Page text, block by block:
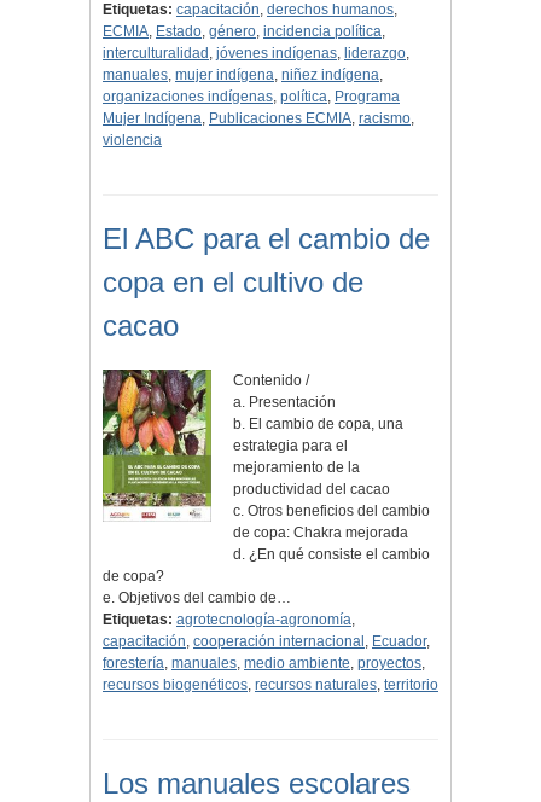
Etiquetas: capacitación, derechos humanos,
ECMIA, Estado, género, incidencia política,
interculturalidad , jóvenes indígenas, liderazgo,
manuales, mujer indígena, niñez indígena,
organizaciones indígenas, política, Programa
Mujer Indígena, Publicaciones ECMIA, racismo,
violencia
El ABC para el cambio de
copa en el cultivo de
cacao
Contenido /
a. Presentación
b. El cambio de copa, una
estrategia para el
mejoramiento de la
productividad del cacao
c. Otros beneficios del cambio
de copa: Chakra mejorada
d. ¿En qué consiste el cambio
de copa?
e. Objetivos del cambio de…
Etiquetas: agrotecnología-agronomía,
capacitación, cooperación internacional , Ecuador,
forestería, manuales, medio ambiente, proyectos,
recursos biogenéticos, recursos naturales, territorio
Los manuales escolares